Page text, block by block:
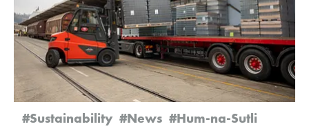
#Sustainability #News #Hum-na-Sutli